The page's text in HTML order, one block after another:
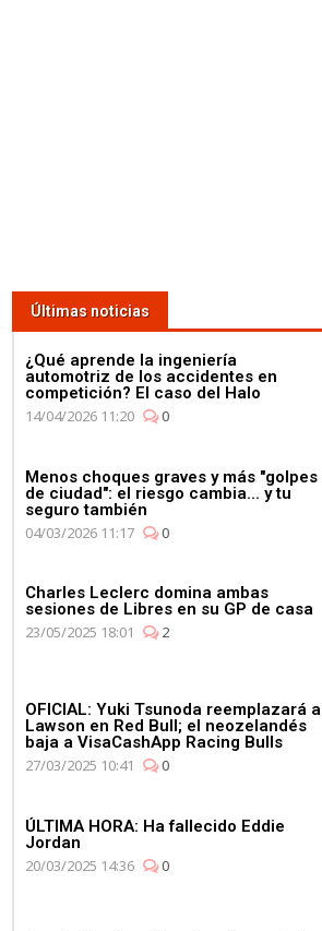
Últimas noticias
¿Qué aprende la ingeniería
automotriz de los accidentes en
competición? El caso del Halo
14/04/2026 11:20
0
Menos choques graves y más "golpes
de ciudad": el riesgo cambia... y tu
seguro también
04/03/2026 11:17
0
Charles Leclerc domina ambas
sesiones de Libres en su GP de casa
23/05/2025 18:01
2
OFICIAL: Yuki Tsunoda reemplazará a
Lawson en Red Bull; el neozelandés
baja a VisaCashApp Racing Bulls
27/03/2025 10:41
0
ÚLTIMA HORA: Ha fallecido Eddie
Jordan
20/03/2025 14:36
0